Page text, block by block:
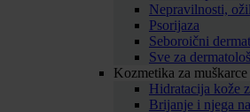
Nepravilnosti,
Psorijaza
Seboroični
Sve za
Kozmetika za muškarce
Hidratacija kože
Brijanje i njega